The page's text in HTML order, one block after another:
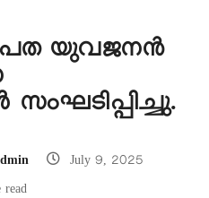
യുവജനൻ
July 9, 2025
read